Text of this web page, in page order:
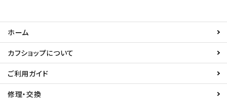
ホーム
カフショップについて
ご利用ガイド
修理・交換